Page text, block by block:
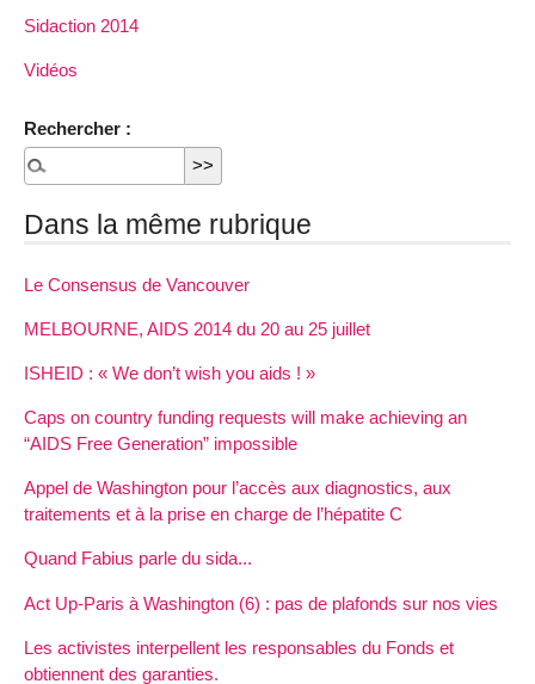
Sidaction 2014
Vidéos
Rechercher :
Dans la même rubrique
Le Consensus de Vancouver
MELBOURNE, AIDS 2014 du 20 au 25 juillet
ISHEID : « We don’t wish you aids ! »
Caps on country funding requests will make achieving an
“AIDS Free Generation” impossible
Appel de Washington pour l’accès aux diagnostics, aux
traitements et à la prise en charge de l’hépatite C
Quand Fabius parle du sida...
Act Up-Paris à Washington (6) : pas de plafonds sur nos vies
Les activistes interpellent les responsables du Fonds et
obtiennent des garanties.